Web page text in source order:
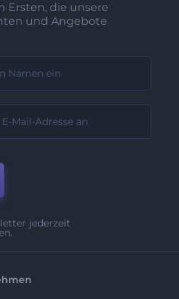
Ersten, die unsere
und Angebote
jederzeit